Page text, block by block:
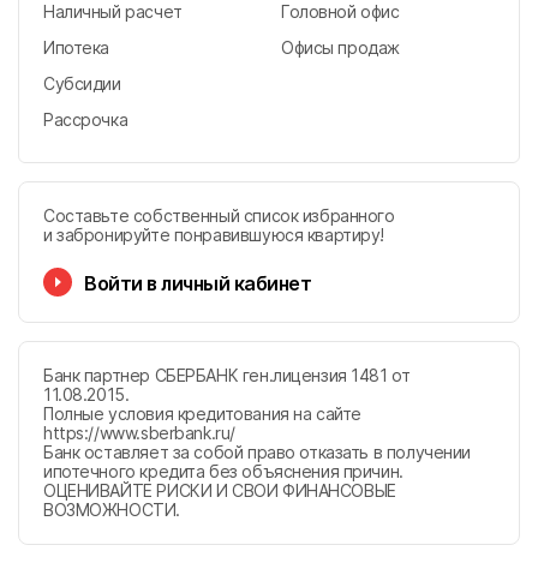
Наличный расчет
Ипотека
Субсидии
Рассрочка
Головной офис
Офисы продаж
Составьте собственный список избранного
и забронируйте понравившуюся квартиру!
Войти в личный кабинет
Банк партнер СБЕРБАНК ген.лицензия 1481 от
11.08.2015.
Полные условия кредитования на сайте
https://www.sberbank.ru/
Банк оставляет за собой право отказать в получении
ипотечного кредита без объяснения причин.
ОЦЕНИВАЙТЕ РИСКИ И СВОИ ФИНАНСОВЫЕ
ВОЗМОЖНОСТИ.